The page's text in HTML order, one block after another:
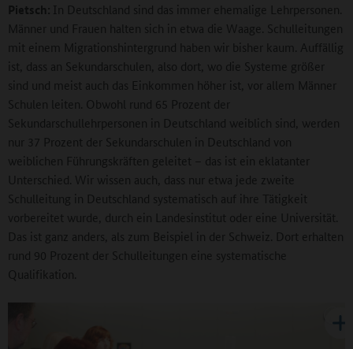
Pietsch: In Deutschland sind das immer ehemalige Lehrpersonen.
Männer und Frauen halten sich in etwa die Waage. Schulleitungen
mit einem Migrationshintergrund haben wir bisher kaum. Auffällig
ist, dass an Sekundarschulen, also dort, wo die Systeme größer
sind und meist auch das Einkommen höher ist, vor allem Männer
Schulen leiten. Obwohl rund 65 Prozent der
Sekundarschullehrpersonen in Deutschland weiblich sind, werden
nur 37 Prozent der Sekundarschulen in Deutschland von
weiblichen Führungskräften geleitet – das ist ein eklatanter
Unterschied. Wir wissen auch, dass nur etwa jede zweite
Schulleitung in Deutschland systematisch auf ihre Tätigkeit
vorbereitet wurde, durch ein Landesinstitut oder eine Universität.
Das ist ganz anders, als zum Beispiel in der Schweiz. Dort erhalten
rund 90 Prozent der Schulleitungen eine systematische
Qualifikation.